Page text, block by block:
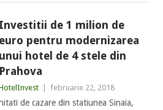
Investitii de 1 milion de
euro pentru modernizarea
unui hotel de 4 stele din
Prahova
februarie 22, 2018
de cazare din statiunea Sinaia,